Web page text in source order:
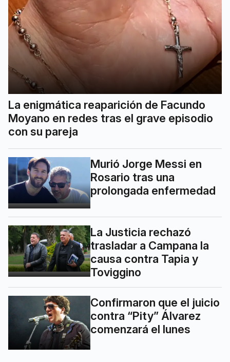
La enigmática reaparición de Facundo
Moyano en redes tras el grave episodio
con su pareja
Murió Jorge Messi en
Rosario tras una
prolongada enfermedad
La Justicia rechazó
trasladar a Campana la
causa contra Tapia y
Toviggino
Confirmaron que el juicio
contra “Pity” Álvarez
comenzará el lunes